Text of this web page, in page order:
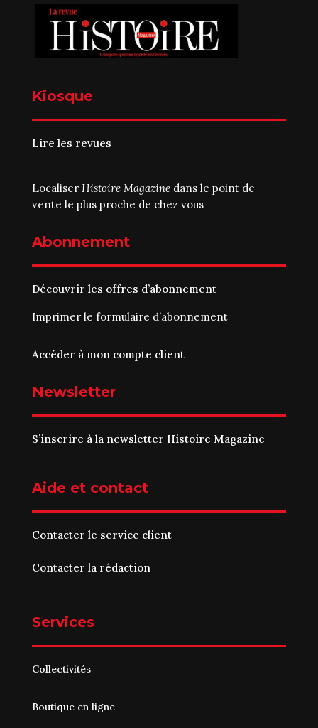
Kiosque
Lire les revues
Localiser Histoire Magazinedans le point de
vente le plus proche de chez vous
Abonnement
Découvrir les offres d’abonnement
Imprimer le formulaire d’abonnement
Accéder à mon compte client
Newsletter
S’inscrire à la newsletter Histoire Magazine
Aide et contact
Contacter le service client
Contacter la rédaction
Services
Collectivités
Boutique en ligne